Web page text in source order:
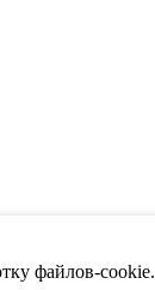
файлов-cookie.